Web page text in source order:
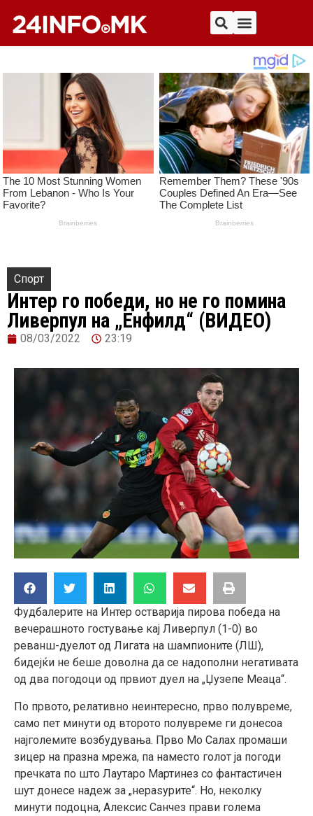
Спорт
Интер го победи, но не го помина
Ливерпул на „Енфилд“ (ВИДЕО)
08/03/2022 23:19
Фудбалерите на Интер остварија пирова победа на
вечерашното гостување кај Ливерпул (1-0) во
реванш-дуелот од Лигата на шампионите (ЛШ),
бидејќи не беше доволна да се надополни негативата
од два погодоци од првиот дуел на „Џузепе Меаца“.
По првото, релативно неинтересно, прво полувреме,
само пет минути од второто полувреме ги донесоа
најголемите возбудувања. Прво Мо Салах промаши
зицер на празна мрежа, па наместо голот ја погоди
пречката по што Лаутаро Мартинез со фантастичен
шут донесе надеж за „нераѕурите“. Но, неколку
минути подоцна, Алексис Санчез прави голема